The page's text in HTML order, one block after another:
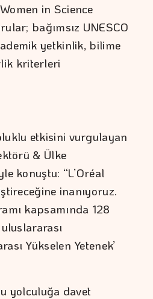
in Science
bağımsız UNESCO
yetkinlik, bilime
kriterleri
etkisini vurgulayan
& Ülke
konuştu: “L’Oréal
inanıyoruz.
kapsamında 128
Yükselen Yetenek’
yolculuğa davet